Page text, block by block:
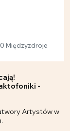
Międzyzdroje
-
Artystów w